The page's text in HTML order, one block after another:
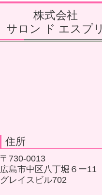
株式会社
サロン ド エスプリ
住所
〒730-0013
広島市中区八丁堀６ー11
グレイスビル702